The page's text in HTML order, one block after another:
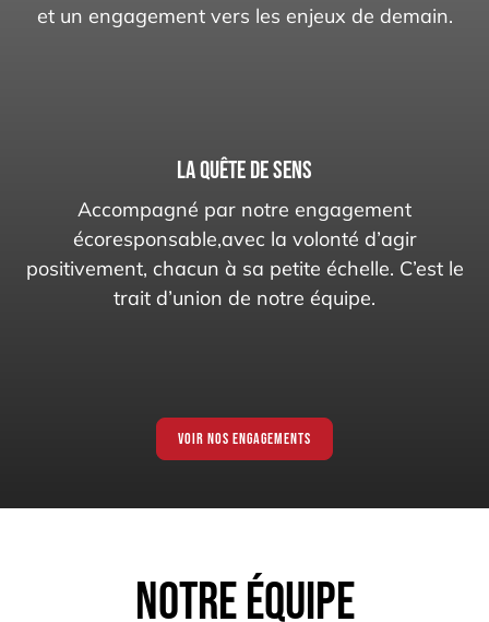
et un engagement vers les enjeux de demain.
LA QUÊTE DE SENS
Accompagné par notre engagement
écoresponsable,avec la volonté d’agir
positivement, chacun à sa petite échelle. C’est le
trait d’union de notre équipe.
VOIR NOS ENGAGEMENTS
NOTRE ÉQUIPE